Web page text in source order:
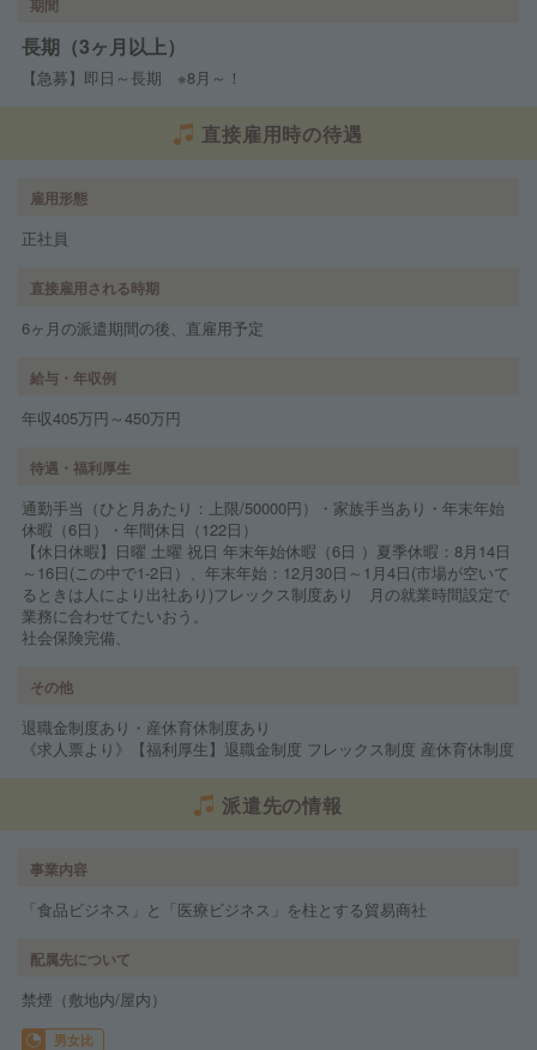
長期（3ヶ月以上）
【急募】即日～長期 ※8月～！
直接雇用時の待遇
雇用形態
正社員
直接雇用される時期
6ヶ月の派遣期間の後、直雇用予定
給与・年収例
年収405万円～450万円
待遇・福利厚生
通勤手当（ひと月あたり：上限/50000円）・家族手当あり・年末年始
休暇（6日）・年間休日（122日）
【休日休暇】日曜 土曜 祝日 年末年始休暇（6日 ）夏季休暇：8月14日
～16日(この中で1-2日）、年末年始：12月30日～1月4日(市場が空いて
るときは人により出社あり)フレックス制度あり 月の就業時間設定で
業務に合わせてたいおう。
社会保険完備、
その他
退職金制度あり・産休育休制度あり
《求人票より》【福利厚生】退職金制度 フレックス制度 産休育休制度
派遣先の情報
事業内容
「食品ビジネス」と「医療ビジネス」を柱とする貿易商社
配属先について
禁煙（敷地内/屋内）
男女比